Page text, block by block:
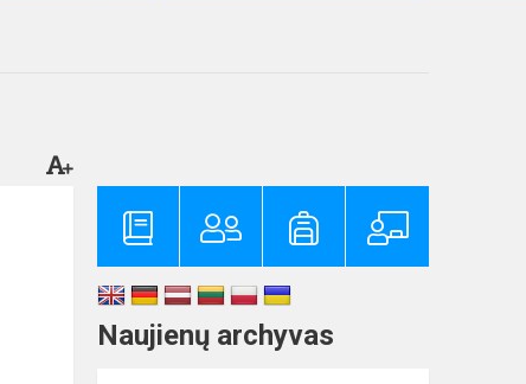
Naujienų archyvas